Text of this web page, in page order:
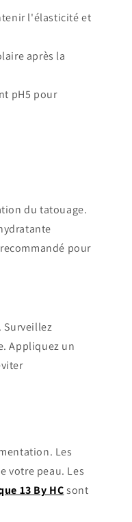
l'élasticité et
après la
pH5 pour
du tatouage.
pour
Surveillez
Appliquez un
Les
votre peau. Les
13 By HCsont